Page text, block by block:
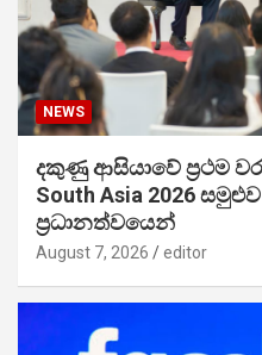
NEWS
දකුණු ආසියාවේ ප්‍රථම
South Asia 2026
ප්‍රධානත්වයෙන්
August 7, 2026 editor